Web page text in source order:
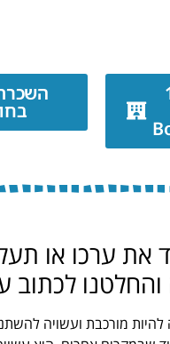
את ערכו או
לכתוב
מורכבת ועשויה